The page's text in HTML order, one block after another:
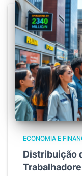
ECONOMIA E
Distribuição